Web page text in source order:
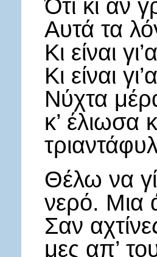
Ότι κι αν
Αυτά τα
Κι είναι
Κι είναι
Νύχτα
κ’ έλιωσα
Θέλω να
νερό. Μια
Σαν
μες απ’